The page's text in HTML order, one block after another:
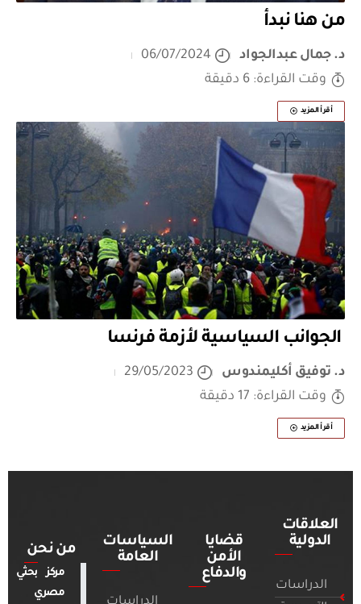
من هنا نبدأ
د. جمال عبدالجواد
06/07/2024
وقت القراءة: 6 دقيقة
أقرأ المزيد
الجوانب السياسية لأزمة فرنسا
د. توفيق أكليمندوس
29/05/2023
وقت القراءة: 17 دقيقة
أقرأ المزيد
العلاقات
الدولية
الدراسات
قضايا
الأمن
والدفاع
السياسات
العامة
من نحن
مركز بحثي
مصري